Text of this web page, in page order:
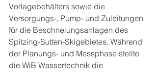
Vorlagebehälters sowie die
Versorgungs-, Pump- und Zuleitungen
für die Beschneiungsanlagen des
Spitzing-Sutten-Skigebietes. Während
der Planungs- und Messphase stellte
die WiB Wassertechnik die